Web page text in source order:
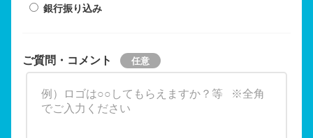
銀行振り込み
ご質問・コメント